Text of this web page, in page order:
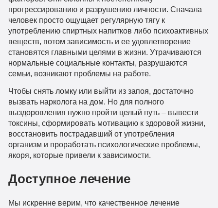
прогрессированию и разрушению личности. Сначала
человек просто ощущает регулярную тягу к
употреблению спиртных напитков либо психоактивных
веществ, потом зависимость и ее удовлетворение
становятся главными целями в жизни. Утрачиваются
нормальные социальные контакты, разрушаются
семьи, возникают проблемы на работе.
Чтобы снять ломку или выйти из запоя, достаточно
вызвать нарколога на дом. Но для полного
выздоровления нужно пройти целый путь – вывести
токсины, сформировать мотивацию к здоровой жизни,
восстановить пострадавший от употребления
организм и проработать психологические проблемы,
якоря, которые привели к зависимости.
Доступное лечение
Мы искренне верим, что качественное лечение